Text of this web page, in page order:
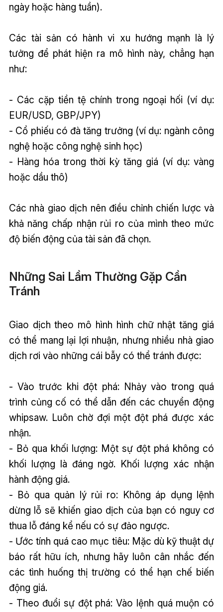
ngày hoặc hàng tuần).
Các tài sản có hành vi xu hướng mạnh là lý
tưởng để phát hiện ra mô hình này, chẳng hạn
như:
- Các cặp tiền tệ chính trong ngoại hối (ví dụ:
EUR/USD, GBP/JPY)
- Cổ phiếu có đà tăng trưởng (ví dụ: ngành công
nghệ hoặc công nghệ sinh học)
- Hàng hóa trong thời kỳ tăng giá (ví dụ: vàng
hoặc dầu thô)
Các nhà giao dịch nên điều chỉnh chiến lược và
khả năng chấp nhận rủi ro của mình theo mức
độ biến động của tài sản đã chọn.
Những Sai Lầm Thường Gặp Cần
Tránh
Giao dịch theo mô hình hình chữ nhật tăng giá
có thể mang lại lợi nhuận, nhưng nhiều nhà giao
dịch rơi vào những cái bẫy có thể tránh được:
- Vào trước khi đột phá: Nhảy vào trong quá
trình củng cố có thể dẫn đến các chuyển động
whipsaw. Luôn chờ đợi một đột phá được xác
nhận.
- Bỏ qua khối lượng: Một sự đột phá không có
khối lượng là đáng ngờ. Khối lượng xác nhận
hành động giá.
- Bỏ qua quản lý rủi ro: Không áp dụng lệnh
dừng lỗ sẽ khiến giao dịch của bạn có nguy cơ
thua lỗ đáng kể nếu có sự đảo ngược.
- Ước tính quá cao mục tiêu: Mặc dù kỹ thuật dự
báo rất hữu ích, nhưng hãy luôn cân nhắc đến
các tình huống thị trường có thể hạn chế biến
động giá.
- Theo đuổi sự đột phá: Vào lệnh quá muộn có